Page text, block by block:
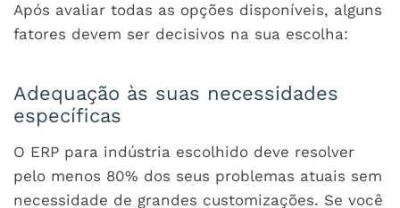
Após avaliar todas as opções disponíveis, alguns
fatores devem ser decisivos na sua escolha:
Adequação às suas necessidades
específicas
O ERP para indústria escolhido deve resolver
pelo menos 80% dos seus problemas atuais sem
necessidade de grandes customizações. Se você